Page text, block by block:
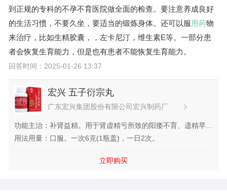
到正规的专科的不孕不育医院做全面的检查。要注意养成良好
的生活习惯，不要久坐，要适当的锻炼身体。还可以服用药物
来治疗，比如生精胶囊，
，左卡尼汀，维生素E等。一部分患
者会恢复生育能力，但是也有患者不能恢复生育能力。
回答时间：2025-01-26 13:37
宏兴 五子衍宗丸
广东宏兴集团股份有限公司宏兴制药厂
功能主治：补肾益精。用于肾虚精亏所致的阳痿不育、遗精早
泄、腰痛、尿后余沥。
用法用量：口服。一次6克(1瓶盖)，一日2次。
立即购买